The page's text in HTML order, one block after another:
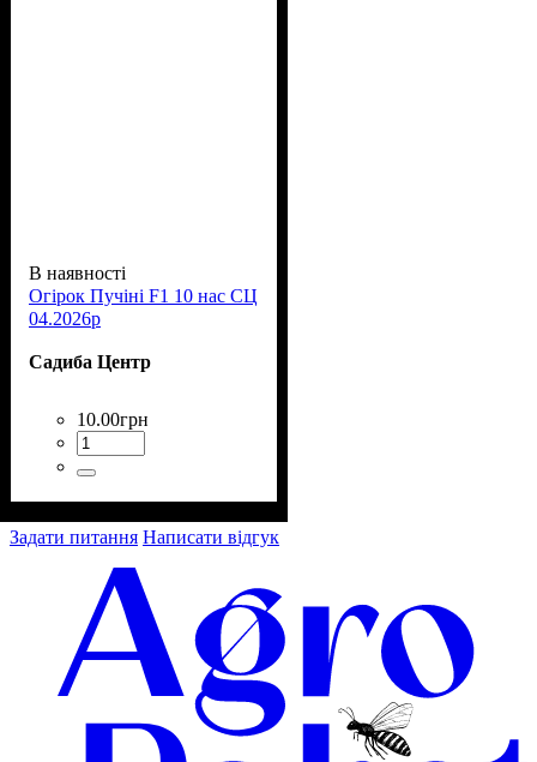
В наявності
Огірок Пучіні F1 10 нас СЦ
04.2026р
Садиба Центр
10.00грн
Задати питання Написати відгук